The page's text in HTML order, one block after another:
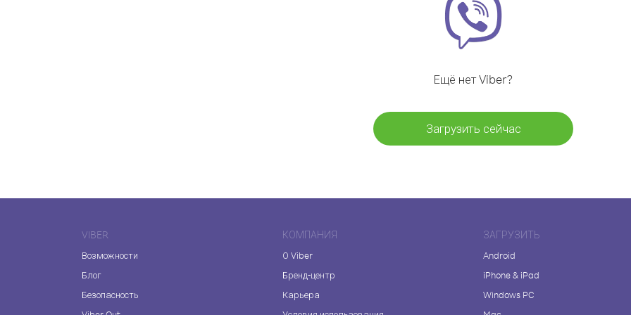
Ещё нет Viber?
Загрузить сейчас
VIBER
Возможности
Блог
Безопасность
КОМПАНИЯ
О Viber
Бренд-центр
Карьера
ЗАГРУЗИТЬ
Android
iPhone & iPad
Windows PC